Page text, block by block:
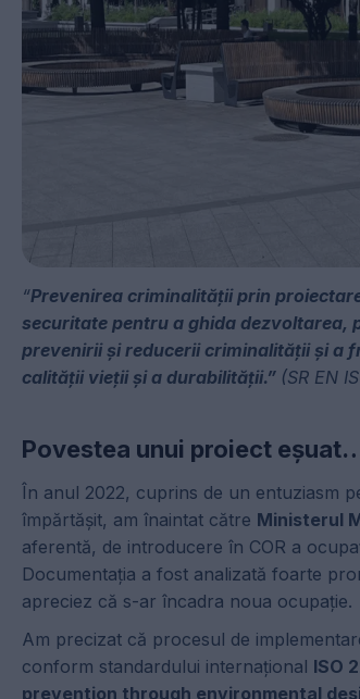
“Prevenirea criminalității prin
securitate pentru a ghida dezvoltarea,
prevenirii și reducerii criminalității și a
calității vieții și a durabilității.” (SR EN
Povestea unui proiect
În anul 2022, cuprins de un entuziasm
împărtășit, am înaintat către Ministerul
aferentă, de introducere în COR a
Documentația a fost analizată foarte
apreciez că s-ar încadra noua ocupație.
Am precizat că procesul de
conform standardului internațional ISO
prevention through environmental